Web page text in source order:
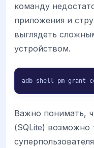
команду
приложения и
выглядеть
устройством.
adb shell pm grant
Важно понимать,
(SQLite) возможно